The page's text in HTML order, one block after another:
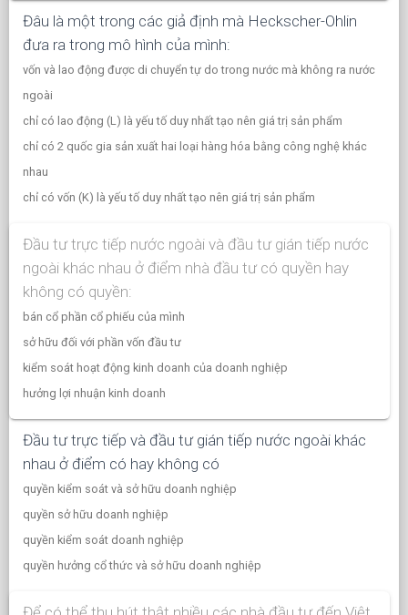
Đâu là một trong các giả định mà Heckscher-Ohlin
đưa ra trong mô hình của mình:
vốn và lao động được di chuyển tự do trong nước mà không ra nước
ngoài
chỉ có lao động (L) là yếu tố duy nhất tạo nên giá trị sản phẩm
chỉ có 2 quốc gia sản xuất hai loại hàng hóa bằng công nghệ khác
nhau
chỉ có vốn (K) là yếu tố duy nhất tạo nên giá trị sản phẩm
Đầu tư trực tiếp nước ngoài và đầu tư gián tiếp nước
ngoài khác nhau ở điểm nhà đầu tư có quyền hay
không có quyền:
bán cổ phần cổ phiếu của mình
sở hữu đối với phần vốn đầu tư
kiểm soát hoạt động kinh doanh của doanh nghiệp
hưởng lợi nhuận kinh doanh
Đầu tư trực tiếp và đầu tư gián tiếp nước ngoài khác
nhau ở điểm có hay không có
quyền kiểm soát và sở hữu doanh nghiệp
quyền sở hữu doanh nghiệp
quyền kiểm soát doanh nghiệp
quyền hưởng cổ thức và sở hữu doanh nghiệp